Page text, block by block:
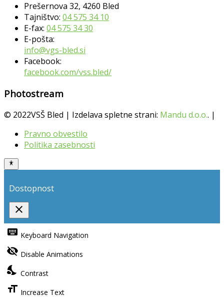
Prešernova 32, 4260 Bled
Tajništvo: 04 575 34 10
E-fax: 04 575 34 30
E-pošta:
info@vgs-bled.si
Facebook:
facebook.com/vss.bled/
Photostream
© 2022VSŠ Bled | Izdelava spletne strani: Mandu d.o.o.. |
Pravno obvestilo
Politika zasebnosti
Dostopnost
close
Toggle
visibility
Accessibility
keyboard Keyboard Navigation
visibility_off Disable Animations
nights_stay Contrast
format_size Increase Text